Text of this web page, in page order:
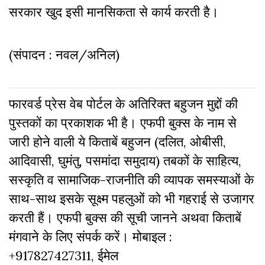
सरकार खुद इसी मानसिकता से कार्य करती है।
(संपादन : नवल/अनिल)
फारवर्ड प्रेस वेब पोर्टल के अतिरिक्‍त बहुजन मुद्दों की
पुस्‍तकों का प्रकाशक भी है। एफपी बुक्‍स के नाम से
जारी होने वाली ये किताबें बहुजन (दलित, ओबीसी,
आदिवासी, घुमंतु, पसमांदा समुदाय) तबकों के साहित्‍य,
सस्‍क‍ृति व सामाजिक-राजनीति की व्‍यापक समस्‍याओं के
साथ-साथ इसके सूक्ष्म पहलुओं को भी गहराई से उजागर
करती हैं। एफपी बुक्‍स की सूची जानने अथवा किताबें
मंगवाने के लिए संपर्क करें। मोबाइल :
+917827427311, ईमेल